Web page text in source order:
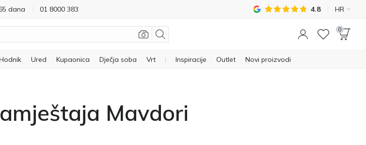
dana 01 8000 383 4.8 HR
0
Ured Kupaonica Dječja soba Vrt Inspiracije Outlet Novi proizvodi
Mavdori